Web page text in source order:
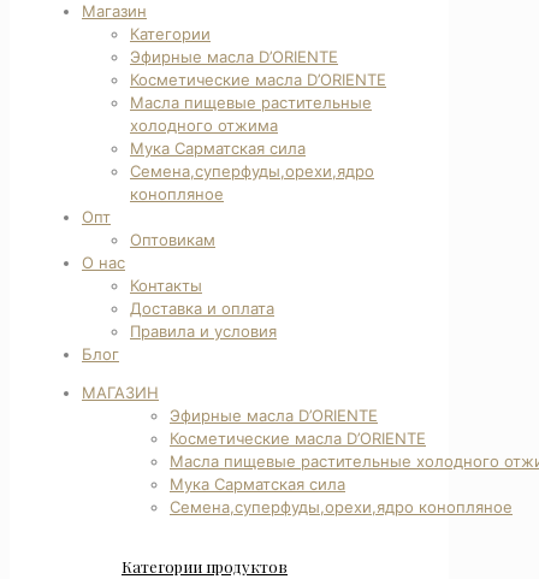
Магазин
Категории
Эфирные масла D’ORIENTE
Косметические масла D’ORIENTE
Масла пищевые растительные
холодного отжима
Мука Сарматская сила
Семена,суперфуды,орехи,ядро
конопляное
Опт
Оптовикам
О нас
Контакты
Доставка и оплата
Правила и условия
Блог
МАГАЗИН
Эфирные масла D’ORIENTE
Косметические масла D’ORIENTE
Масла пищевые растительные холодного
Мука Сарматская сила
Семена,суперфуды,орехи,ядро конопляное
Категории продуктов